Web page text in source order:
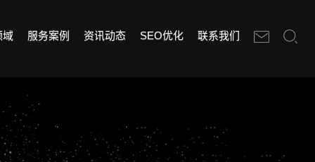
域 服务案例 资讯动态 SEO优化 联系我们